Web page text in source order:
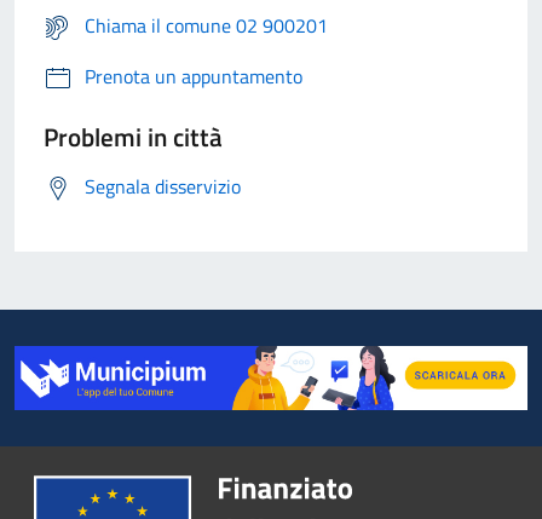
Chiama il comune 02 900201
Prenota un appuntamento
Problemi in città
Segnala disservizio